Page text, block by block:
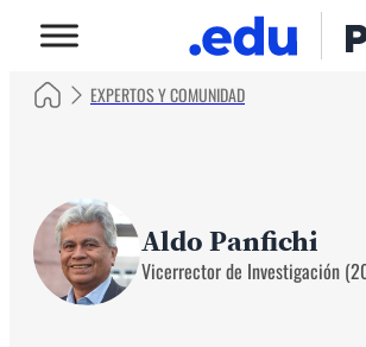
EXPERTOS Y COMUNIDAD
Aldo Panfichi
Vicerrector de Investigación